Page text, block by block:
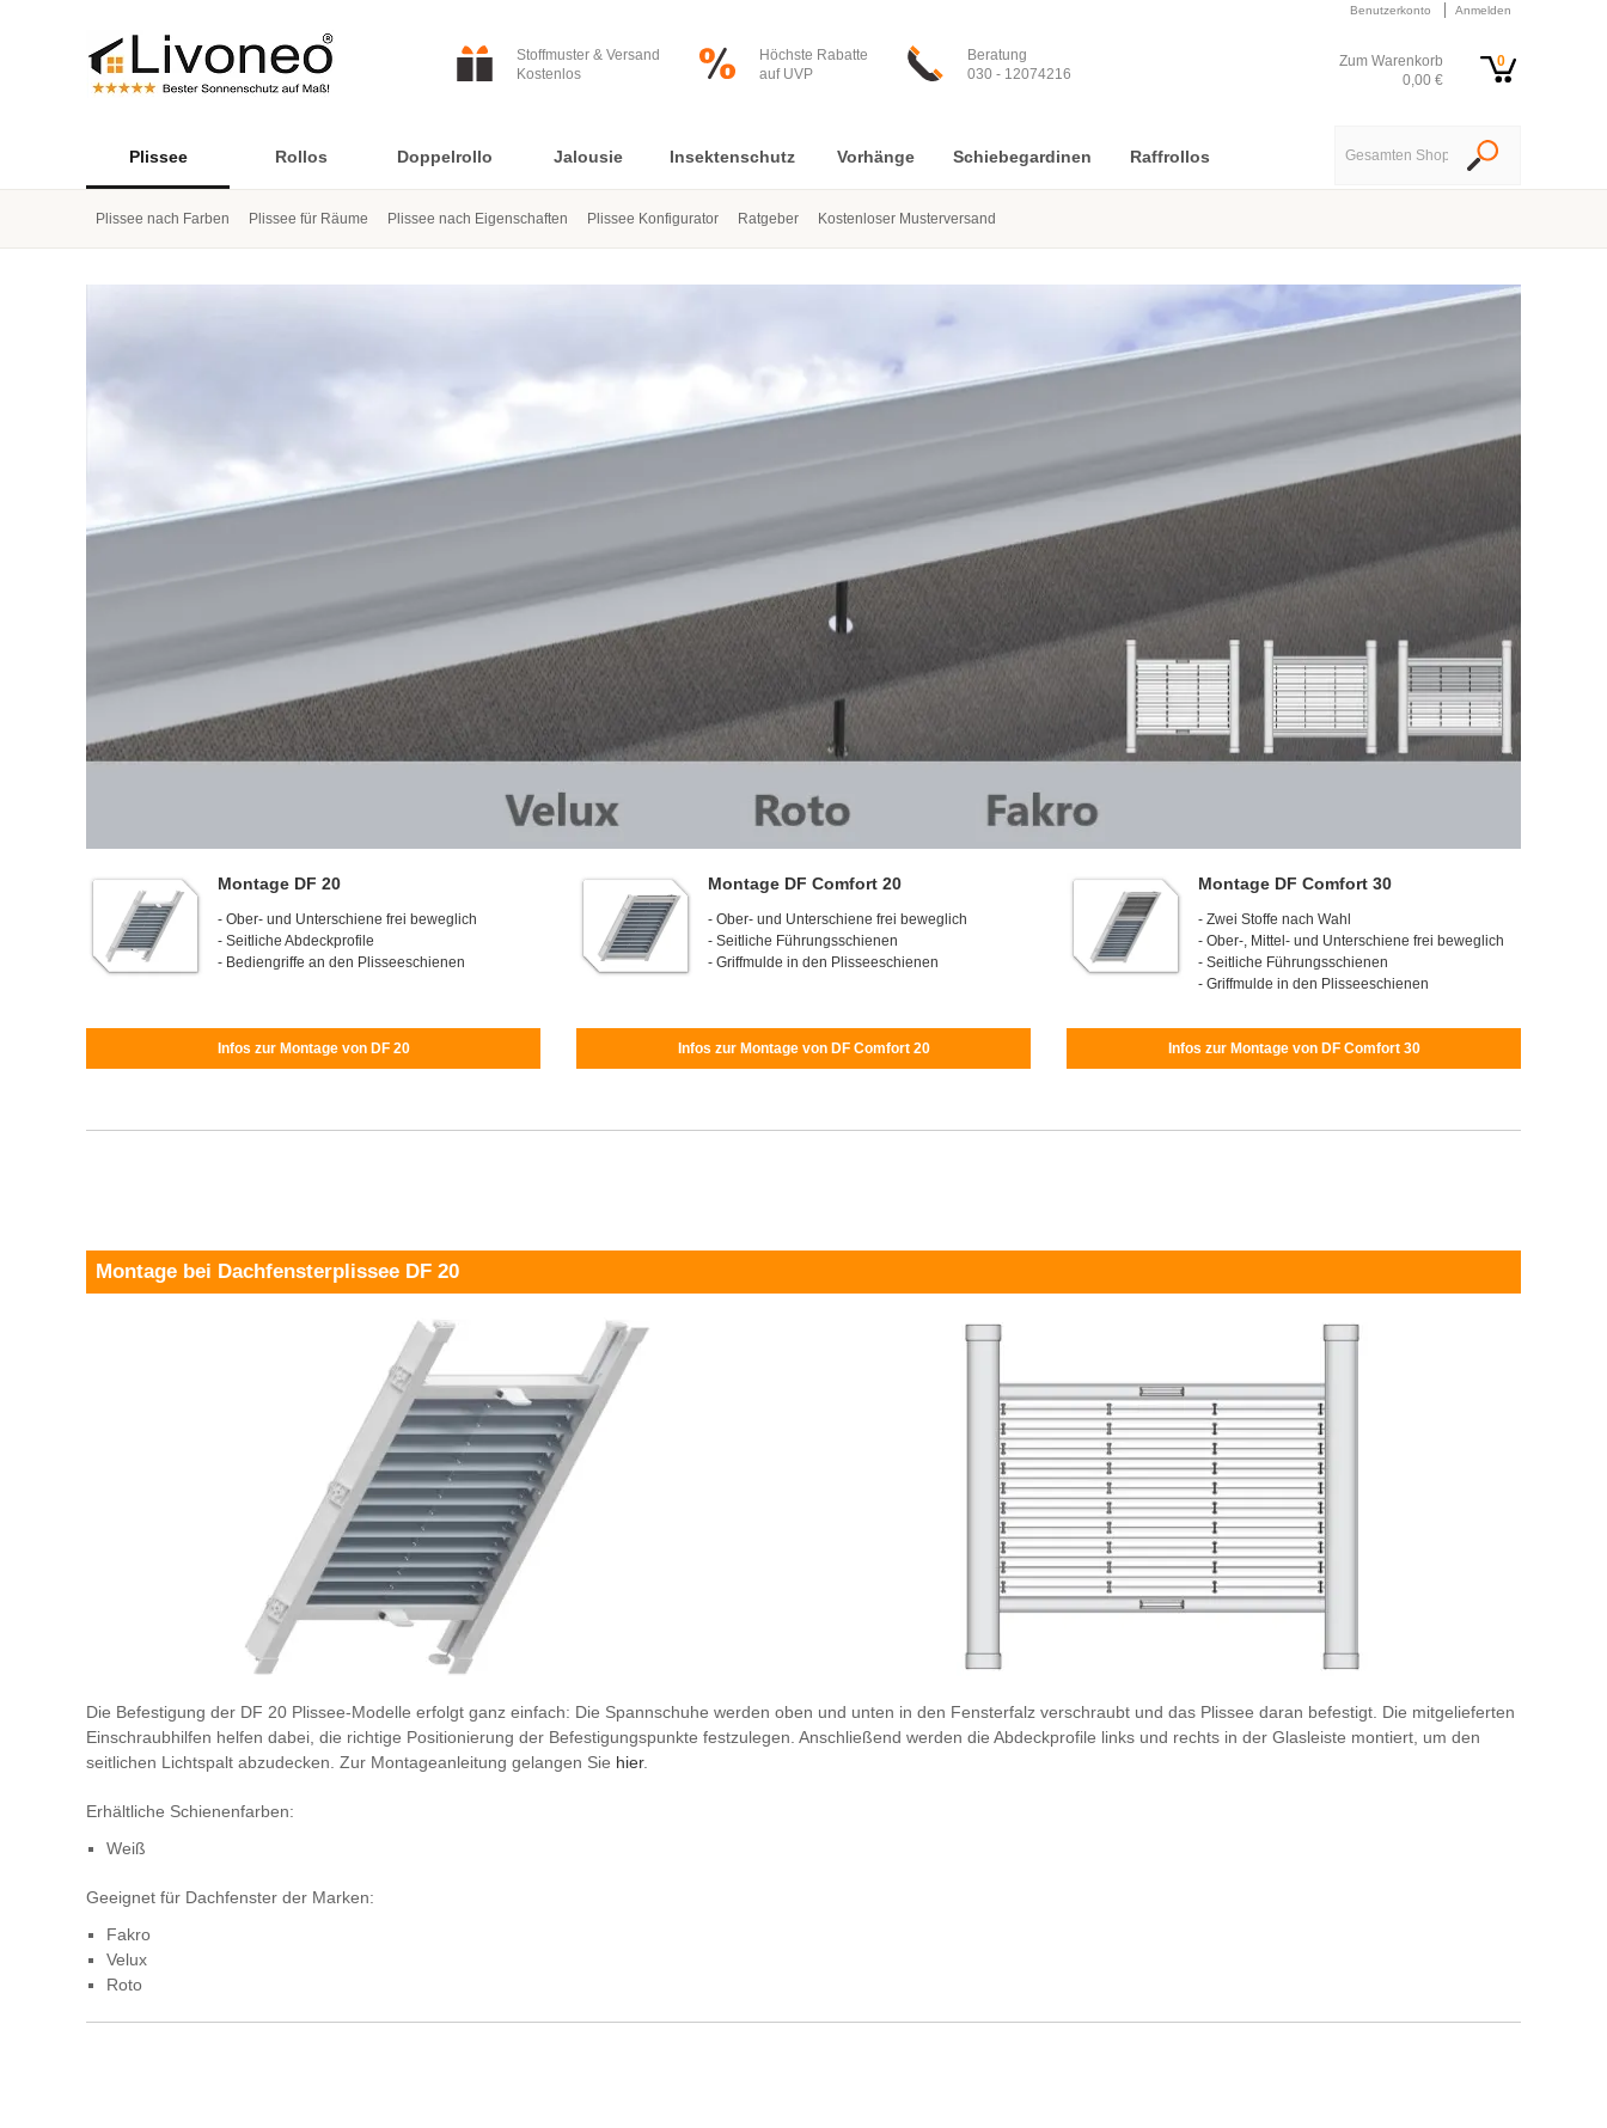
Benutzerkonto Anmelden
Stoffmuster & Versand
Kostenlos
Höchste Rabatte
auf UVP
Beratung
030 - 12074216
Zum Warenkorb
0,00 €
0
Plissee
Plissee nach Farben Plissee für Räume Plissee nach Eigenschaften Plissee Konfigurator Ratgeber Kostenloser Musterversand
Rollos Doppelrollo Jalousie Insektenschutz Vorhänge Schiebegardinen Raffrollos
Montage DF 20
- Ober- und Unterschiene frei beweglich
- Seitliche Abdeckprofile
- Bediengriffe an den Plisseeschienen
Infos zur Montage von DF 20
Montage DF Comfort 20
- Ober- und Unterschiene frei beweglich
- Seitliche Führungsschienen
- Griffmulde in den Plisseeschienen
Infos zur Montage von DF Comfort 20
Montage DF Comfort 30
- Zwei Stoffe nach Wahl
- Ober-, Mittel- und Unterschiene frei beweglich
- Seitliche Führungsschienen
- Griffmulde in den Plisseeschienen
Infos zur Montage von DF Comfort 30
Montage bei Dachfensterplissee DF 20
Die Befestigung der DF 20 Plissee-Modelle erfolgt ganz einfach: Die Spannschuhe werden oben und unten in den Fensterfalz verschraubt und das Plissee daran befestigt. Die mitgelieferten
Einschraubhilfen helfen dabei, die richtige Positionierung der Befestigungspunkte festzulegen. Anschließend werden die Abdeckprofile links und rechts in der Glasleiste montiert, um den
seitlichen Lichtspalt abzudecken. Zur Montageanleitung gelangen Sie hier.
Erhältliche Schienenfarben:
Weiß
Geeignet für Dachfenster der Marken:
Fakro
Velux
Roto